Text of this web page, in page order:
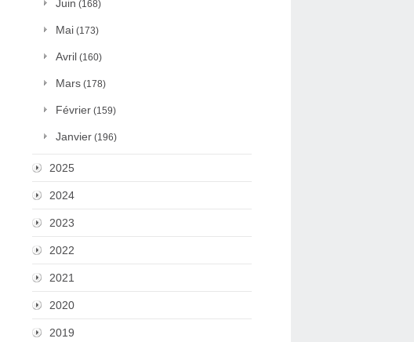
Juin (168)
Mai (173)
Avril (160)
Mars (178)
Février (159)
Janvier (196)
2025
2024
2023
2022
2021
2020
2019